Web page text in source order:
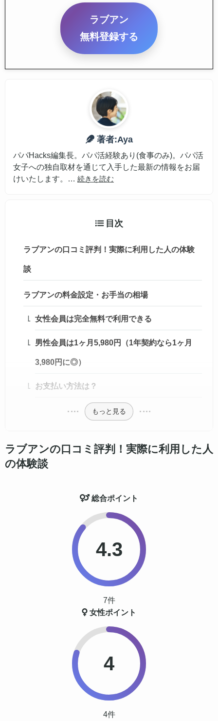
ラブアン
無料登録する
著者:Aya
パパHacks編集長。パパ活経験あり(食事のみ)。パパ活
女子への独自取材を通じて入手した最新の情報をお届
けいたします。
… 続きを読む
目次
ラブアンの口コミ評判！実際に利用した人の体験
談
ラブアンの料金設定・お手当の相場
女性会員は完全無料で利用できる
男性会員は1ヶ月5,980円（1年契約なら1ヶ月
3,980円に◎）
お支払い方法は？
もっと見る
ラブアンの口コミ評判！実際に利用した人
の体験談
総合ポイント
4.3
7件
女性ポイント
4
4件